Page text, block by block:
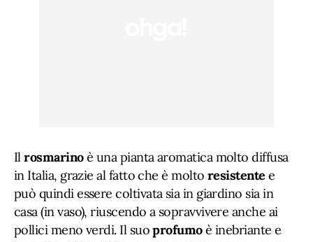
Ilrosmarinoè una pianta aromatica molto diffusa
in Italia, grazie al fatto che è molto resistente e
può quindi essere coltivata sia in giardino sia in
casa (in vaso), riuscendo a sopravvivere anche ai
pollici meno verdi. Il suoprofumoè inebriante e